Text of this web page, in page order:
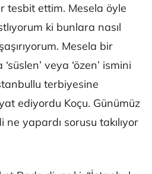
tesbit ettim. Mesela öyle
ki bunlara nasıl
Mesela bir
veya ‘özen’ ismini
terbiyesine
ediyordu Koçu. Günümüz
ne yapardı sorusu takılıyor